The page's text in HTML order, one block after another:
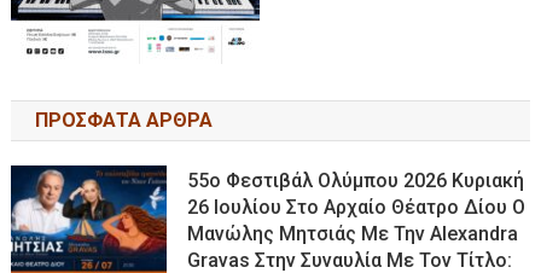
ΠΡΟΣΦΑΤΑ ΑΡΘΡΑ
55ο Φεστιβάλ Ολύμπου 2026 Κυριακή
26 Ιουλίου Στο Αρχαίο Θέατρο Δίου Ο
Μανώλης Μητσιάς Με Την Alexandra
Gravas Στην Συναυλία Με Τον Τίτλο: